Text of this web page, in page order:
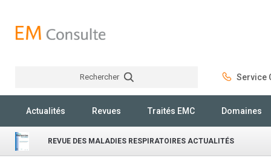
Rechercher Service
Actualités Revues Traités EMC Domaines
REVUE DES MALADIES RESPIRATOIRES ACTUALITÉS